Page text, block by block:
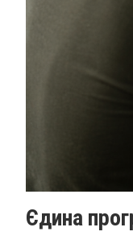
Єдина